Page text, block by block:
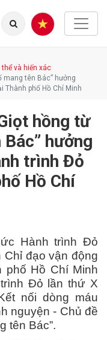
và hiến xác
mang tên Bác” hưởng
Thành phố Hồ Chí Minh
hồng từ
hưởng
trình Đỏ
Hồ Chí
Hành trình Đỏ
đạo vận động
phố Hồ Chí Minh
Đỏ lần thứ X
nối dòng máu
nguyện - Chủ đề
tên Bác”.